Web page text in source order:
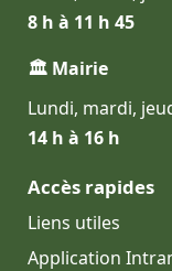
8 h à 11 h 45
🏛 Mairie
Lundi, mardi,
14 h à 16 h
Accès rapides
Liens utiles
Application